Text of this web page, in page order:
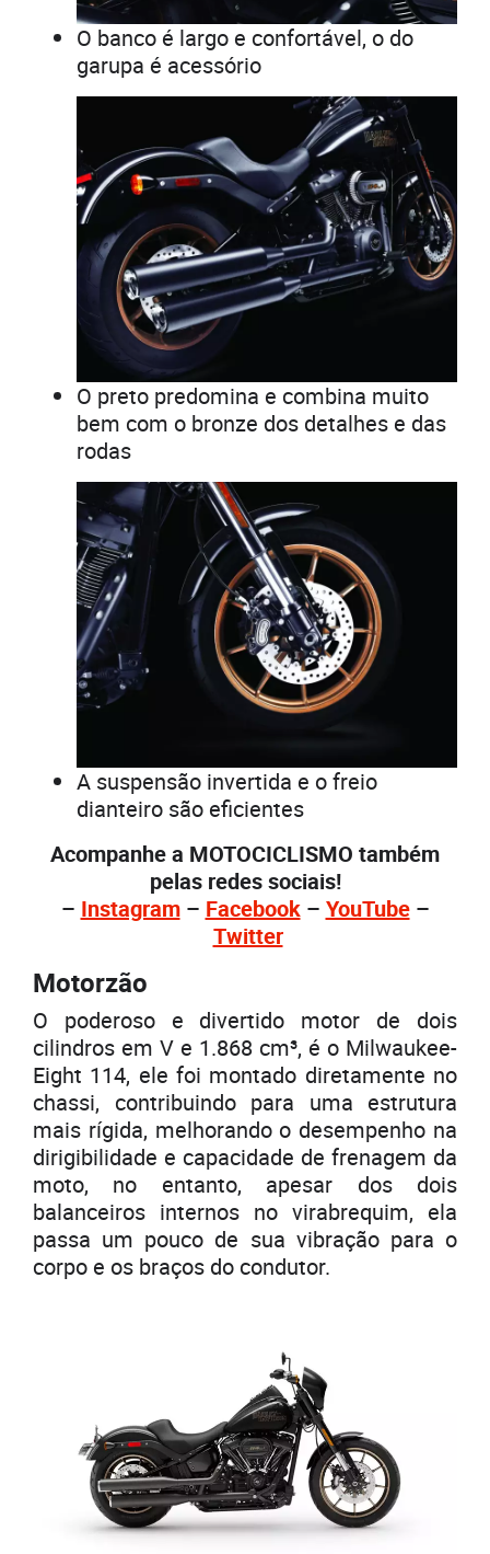
O banco é largo e confortável, o do
garupa é acessório
O preto predomina e combina muito
bem com o bronze dos detalhes e das
rodas
A suspensão invertida e o freio
dianteiro são eficientes
Acompanhe a MOTOCICLISMO também
pelas redes sociais!
– Instagram– Facebook– YouTube–
Twitter
Motorzão
O poderoso e divertido motor de dois
cilindros em V e 1.868 cm³, é o Milwaukee-
Eight 114, ele foi montado diretamente no
chassi, contribuindo para uma estrutura
mais rígida, melhorando o desempenho na
dirigibilidade e capacidade de frenagem da
moto, no entanto, apesar dos dois
balanceiros internos no virabrequim, ela
passa um pouco de sua vibração para o
corpo e os braços do condutor.